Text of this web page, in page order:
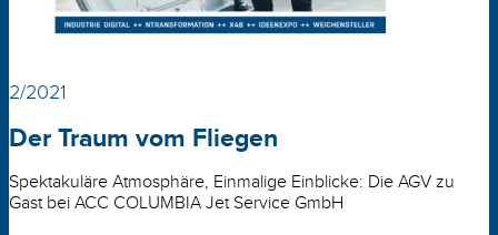
2/2021
Der Traum vom Fliegen
Spektakuläre Atmosphäre, Einmalige Einblicke: Die AGV zu
Gast bei ACC COLUMBIA Jet Service GmbH